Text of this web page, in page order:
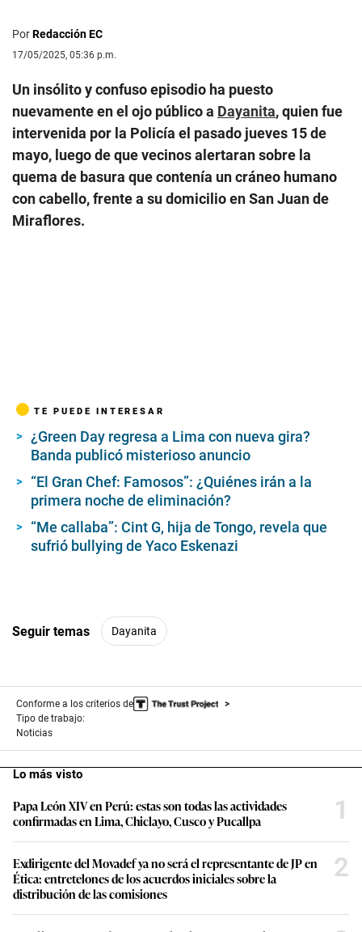
PorRedacción EC
17/05/2025, 05:36 p.m.
Un insólito y confuso episodio ha puesto
nuevamente en el ojo público a Dayanita, quien fue
intervenida por la Policía el pasado jueves 15 de
mayo, luego de que vecinos alertaran sobre la
quema de basura que contenía un cráneo humano
con cabello, frente a su domicilio en San Juan de
Miraflores.
TE PUEDE INTERESAR
¿Green Day regresa a Lima con nueva gira?
Banda publicó misterioso anuncio
“El Gran Chef: Famosos”: ¿Quiénes irán a la
primera noche de eliminación?
“Me callaba”: Cint G, hija de Tongo, revela que
sufrió bullying de Yaco Eskenazi
Seguir temas Dayanita
Conforme a los criterios de
Tipo de trabajo:
Noticias
Lo más visto
Papa León XIV en Perú: estas son todas las actividades
confirmadas en Lima, Chiclayo, Cusco y Pucallpa
1
Exdirigente del Movadef ya no será el representante de JP en
Ética: entretelones de los acuerdos iniciales sobre la
distribución de las comisiones
2